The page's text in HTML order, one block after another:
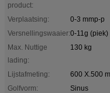
product:
Verplaatsing:
0-3 mmp-p
Versnellingswaaier:0-11g (piek)
Max. Nuttige
lading:
130 kg
Lijstafmeting:
600 X.500
Golfvorm:
Sinus